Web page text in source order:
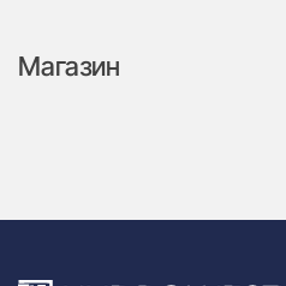
Магазин